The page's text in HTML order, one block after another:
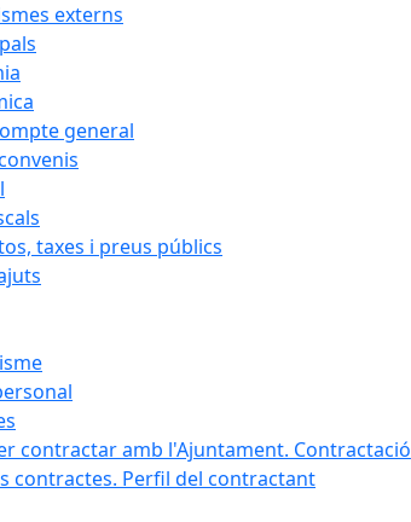
externs
general
taxes i preus públics
contractar amb l'Ajuntament. Contractació
contractes. Perfil del contractant